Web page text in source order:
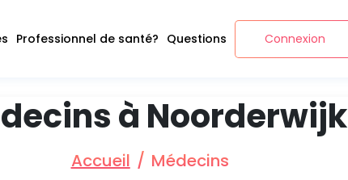
Professionnel de santé? Questions Connexion
à Noorderwijk
Accueil Médecins